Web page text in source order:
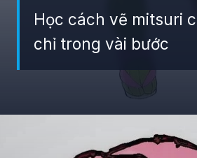
Học cách vẽ mitsuri
chỉ trong vài bước
https://